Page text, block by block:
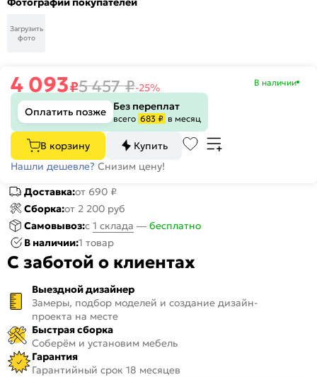
Загрузить
фото
4 093₽5 457₽-25% В наличии
Оплатить позже Без переплат
всего 683 ₽ в месяц
В корзину
Купить
Нашли дешевле? Снизим цену!
Доставка:от 690 ₽
Сборка:от 2 200 руб
Самовывоз:c 1 склада — бесплатно
В наличии:1 товар
С заботой о клиентах
Выездной дизайнер
Замеры, подбор моделей и создание дизайн-
проекта на месте
Быстрая сборка
Соберём и установим мебель
Гарантия
Гарантийный срок 18 месяцев